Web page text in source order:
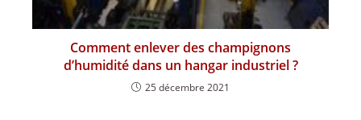
Comment enlever des champignons
d’humidité dans un hangar industriel ?
25 décembre 2021